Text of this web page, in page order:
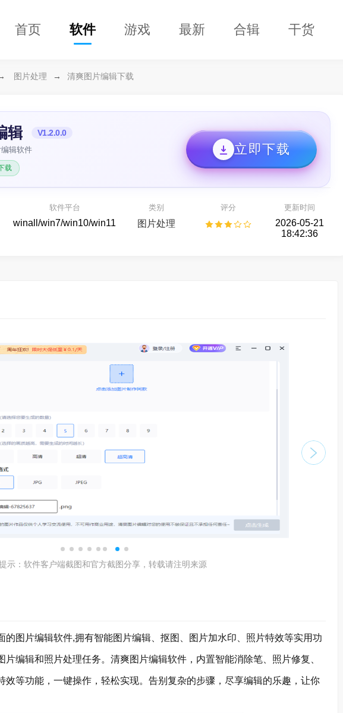
首页 软件 游戏 最新 合辑 干货
图片处理 → 清爽图片编辑下载
辑 V1.2.0.0
辑软件
载
立即下载
软件平台
winall/win7/win10/win11
类别
图片处理
评分 更新时间
2026-05-21
18:42:36
益盟操盘手
股票行情
示：软件客户端截图和官方截图分享，转载请注明来源
的图片编辑软件,拥有智能图片编辑、抠图、图片加水印、照片特效等实用功
编辑和照片处理任务。清爽图片编辑软件，内置智能消除笔、照片修复、
效等功能，一键操作，轻松实现。告别复杂的步骤，尽享编辑的乐趣，让你